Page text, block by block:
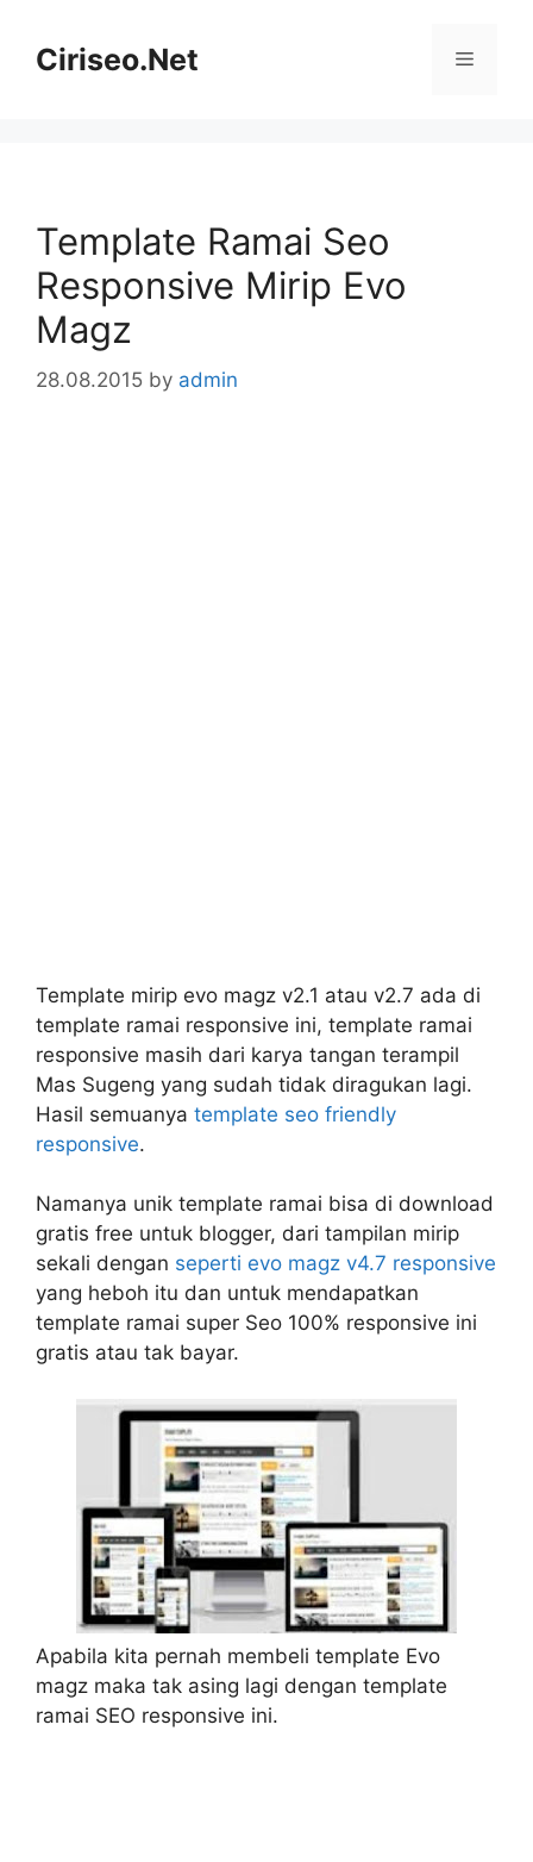
contentCiriseo.Net Menu
Template Ramai Seo
Responsive Mirip Evo
Magz
28.08.2015 by admin
Template mirip evo magz v2.1 atau v2.7 ada di
template ramai responsive ini, template ramai
responsive masih dari karya tangan terampil
Mas Sugeng yang sudah tidak diragukan lagi.
Hasil semuanya template seo friendly
responsive.
Namanya unik template ramai bisa di download
gratis free untuk blogger, dari tampilan mirip
sekali dengan seperti evo magz v4.7 responsive
yang heboh itu dan untuk mendapatkan
template ramai super Seo 100% responsive ini
gratis atau tak bayar.
Apabila kita pernah membeli template Evo
magz maka tak asing lagi dengan template
ramai SEO responsive ini.